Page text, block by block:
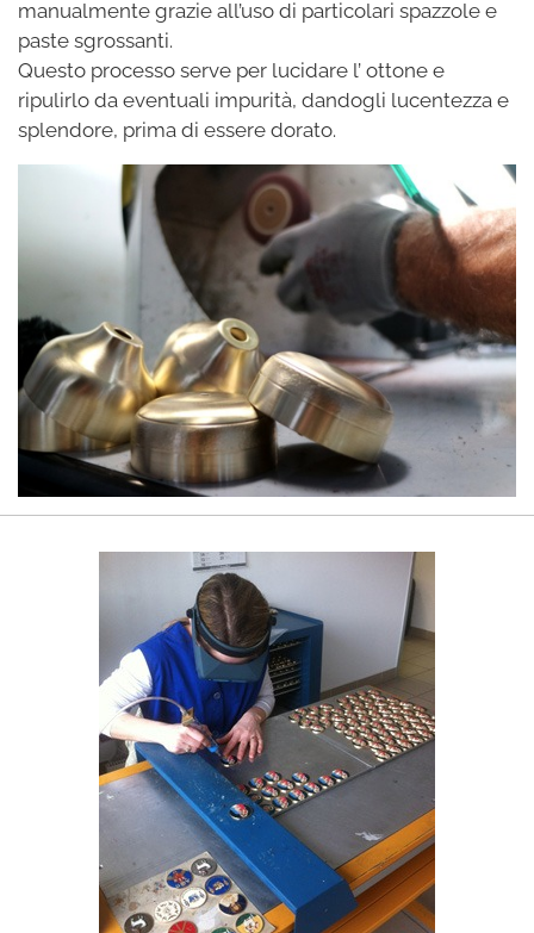
manualmente grazie all’uso di particolari spazzole e
paste sgrossanti.
Questo processo serve per lucidare l’ ottone e
ripulirlo da eventuali impurità, dandogli lucentezza e
splendore, prima di essere dorato.